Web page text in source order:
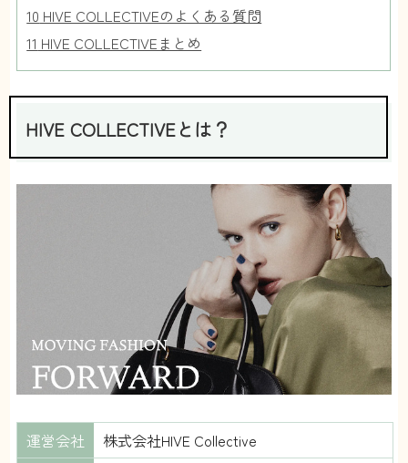
10 HIVE COLLECTIVEのよくある質問
11 HIVE COLLECTIVEまとめ
HIVE COLLECTIVEとは？
運営会社
株式会社HIVE Collective